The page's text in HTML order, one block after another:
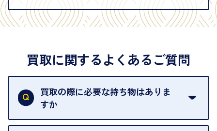
買取に関するよくあるご質問
買取の際に必要な持ち物はありま
すか
本人確認書類をご用意ください。ご利用になれる書